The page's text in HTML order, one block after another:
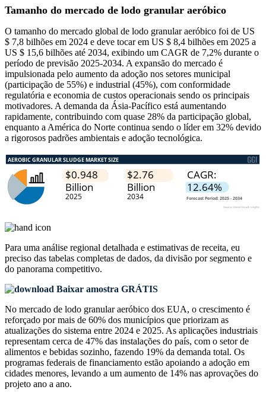
Tamanho do mercado de lodo granular aeróbico
O tamanho do mercado global de lodo granular aeróbico foi de US
$ 7,8 bilhões em 2024 e deve tocar em US $ 8,4 bilhões em 2025 a
US $ 15,6 bilhões até 2034, exibindo um CAGR de 7,2% durante o
período de previsão 2025-2034. A expansão do mercado é
impulsionada pelo aumento da adoção nos setores municipal
(participação de 55%) e industrial (45%), com conformidade
regulatória e economia de custos operacionais sendo os principais
motivadores. A demanda da Ásia-Pacífico está aumentando
rapidamente, contribuindo com quase 28% da participação global,
enquanto a América do Norte continua sendo o líder em 32% devido
a rigorosos padrões ambientais e adoção tecnológica.
Para uma análise regional detalhada e estimativas de receita, eu
preciso das tabelas completas de dados, da divisão por segmento e
do panorama competitivo.
Baixar amostra GRÁTIS
No mercado de lodo granular aeróbico dos EUA, o crescimento é
reforçado por mais de 60% dos municípios que priorizam as
atualizações do sistema entre 2024 e 2025. As aplicações industriais
representam cerca de 47% das instalações do país, com o setor de
alimentos e bebidas sozinho, fazendo 19% da demanda total. Os
programas federais de financiamento estão apoiando a adoção em
cidades menores, levando a um aumento de 14% nas aprovações do
projeto ano a ano.